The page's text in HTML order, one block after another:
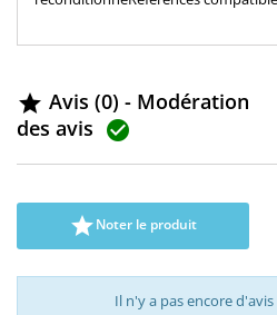
 Avis (0) - Modération
des avis 
Noter le produit
Il n'y a pas encore